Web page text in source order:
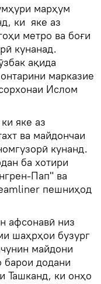
марҳум
ки яке аз
метро ва боғи
кунанад.
ақида
марказие
Ислом
яке аз
ва майдончаи
кунанд.
ба хотири
Пап" ва
пешниҳод
афсонавӣ низ
шаҳрҳои бузург
майдони
додани
Ташканд, ки онҳо